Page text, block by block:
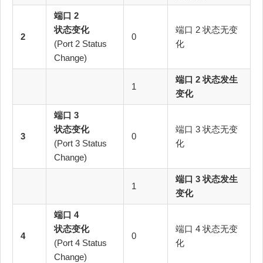
2
端口 2
状态变化
(Port 2 Status
Change)
0
端口 2 状态无变
化
1
端口 2 状态发生
变化
3
端口 3
状态变化
(Port 3 Status
Change)
0
端口 3 状态无变
化
1
端口 3 状态发生
变化
4
端口 4
状态变化
(Port 4 Status
Change)
0
端口 4 状态无变
化